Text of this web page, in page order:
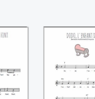
font
Dodo,